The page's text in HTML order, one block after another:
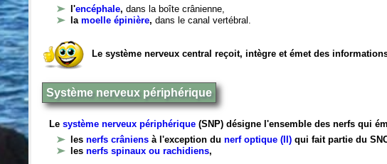
l'encéphale,dans la boîte crânienne,
lamoelle épinière,dans le canal vertébral.
Le système nerveux central reçoit, intègre et émet des
Système nerveux périphérique
Lesystème nerveux périphérique (SNP) désigne l'ensemble des nerfs qui
lesnerfs crâniens à l'exception du nerf optique (II) qui fait partie du
lesnerfs spinaux ou rachidiens,